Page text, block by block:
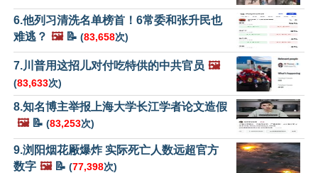
6.他列习清洗名单榜首！6常委和张升民也
难逃？ 🖼️📝 (83,658次)
7.川普用这招儿对付吃特供的中共官员 🖼️
(83,633次)
8.知名博主举报上海大学长江学者论文造假
🖼️📝 (83,253次)
9.浏阳烟花厰爆炸 实际死亡人数远超官方
数字 🖼️📝 (77,398次)